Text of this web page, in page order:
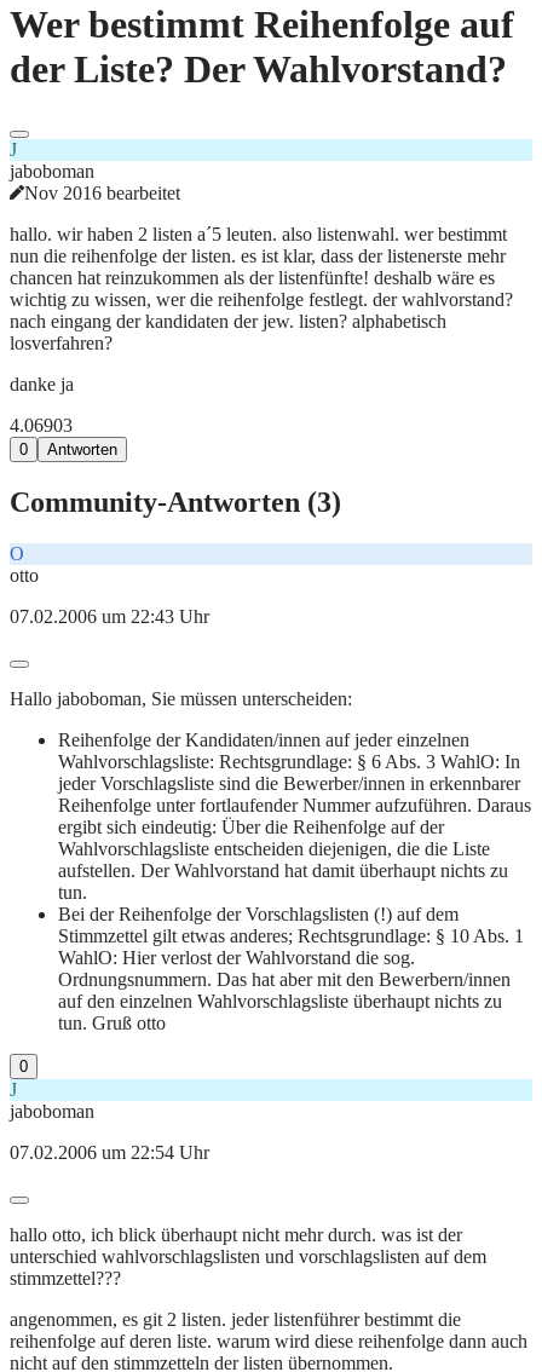
Wer bestimmt Reihenfolge auf
der Liste? Der Wahlvorstand?
J
jaboboman
Nov 2016 bearbeitet
hallo. wir haben 2 listen a´5 leuten. also listenwahl. wer bestimmt
nun die reihenfolge der listen. es ist klar, dass der listenerste mehr
chancen hat reinzukommen als der listenfünfte! deshalb wäre es
wichtig zu wissen, wer die reihenfolge festlegt. der wahlvorstand?
nach eingang der kandidaten der jew. listen? alphabetisch
losverfahren?
danke ja
4.06903
0 Antworten
Community-Antworten (3)
O
otto
07.02.2006 um 22:43 Uhr
Hallo jaboboman, Sie müssen unterscheiden:
Reihenfolge der Kandidaten/innen auf jeder einzelnen
Wahlvorschlagsliste: Rechtsgrundlage: § 6 Abs. 3 WahlO: In
jeder Vorschlagsliste sind die Bewerber/innen in erkennbarer
Reihenfolge unter fortlaufender Nummer aufzuführen. Daraus
ergibt sich eindeutig: Über die Reihenfolge auf der
Wahlvorschlagsliste entscheiden diejenigen, die die Liste
aufstellen. Der Wahlvorstand hat damit überhaupt nichts zu
tun.
Bei der Reihenfolge der Vorschlagslisten (!) auf dem
Stimmzettel gilt etwas anderes; Rechtsgrundlage: § 10 Abs. 1
WahlO: Hier verlost der Wahlvorstand die sog.
Ordnungsnummern. Das hat aber mit den Bewerbern/innen
auf den einzelnen Wahlvorschlagsliste überhaupt nichts zu
tun. Gruß otto
0
J
jaboboman
07.02.2006 um 22:54 Uhr
hallo otto, ich blick überhaupt nicht mehr durch. was ist der
unterschied wahlvorschlagslisten und vorschlagslisten auf dem
stimmzettel???
angenommen, es git 2 listen. jeder listenführer bestimmt die
reihenfolge auf deren liste. warum wird diese reihenfolge dann auch
nicht auf den stimmzetteln der listen übernommen.